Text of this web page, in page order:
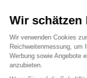
2 PLACE DU